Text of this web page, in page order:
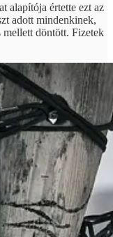
alapítója értette ezt az
adott mindenkinek,
mellett döntött. Fizetek